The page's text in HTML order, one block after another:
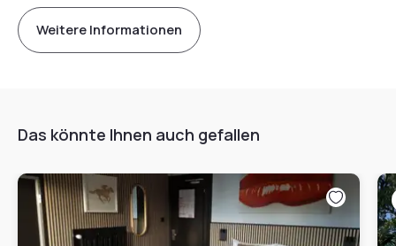
Weitere Informationen
Das könnte Ihnen auch gefallen